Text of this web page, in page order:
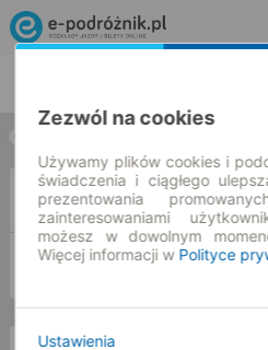
Z
DO
Zezwól na cookies
Używamy plików cookies i
świadczenia i ciągłego
prezentowania
zainteresowaniami
możesz w dowolnym
Więcej informacji w Polityce
Ustawienia